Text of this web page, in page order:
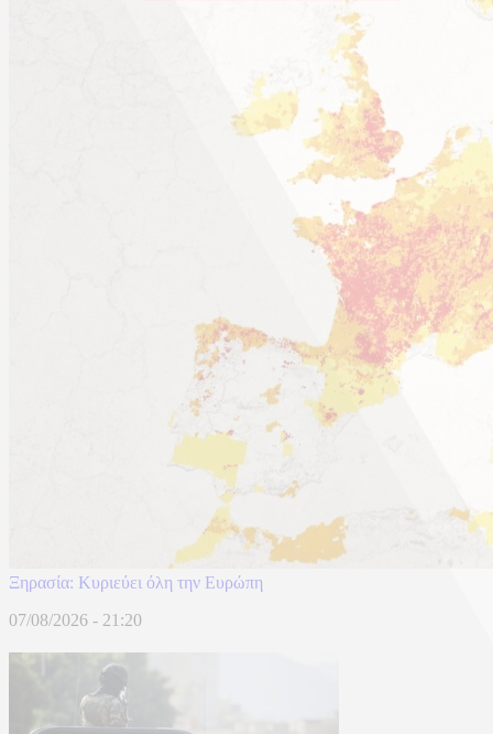
Ξηρασία: Κυριεύει όλη την Ευρώπη
07/08/2026 - 21:20